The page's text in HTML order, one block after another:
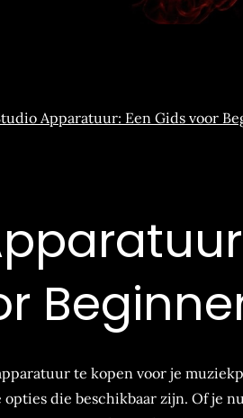
te kopen voor je
die beschikbaar zijn. Of je